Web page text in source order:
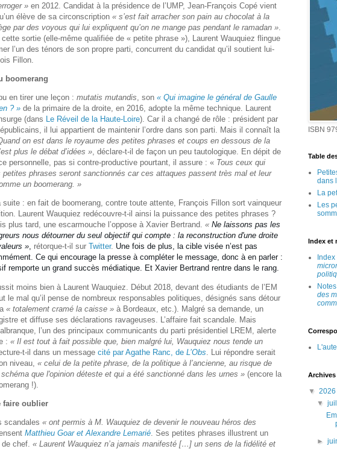
» en 2012. Candidat à la présidence de l’UMP, Jean-François Copé vient
élève de sa circonscription « s’est fait arracher son pain au chocolat à la
par des voyous qui lui expliquent qu’on ne mange pas pendant le ramadan »
sortie (elle-même qualifiée de « petite phrase »), Laurent Wauquiez flingue
l’un des ténors de son propre parti, concurrent du candidat qu’il soutient lui-
Fillon.
boomerang
en tirer une leçon : mutatis mutandis, son « Qui imagine le général de Gaulle
? » de la primaire de la droite, en 2016, adopte la même technique. Laurent
(dans Le Réveil de la Haute-Loire). Car il a changé de rôle : président par
il lui appartient de maintenir l’ordre dans son parti. Mais il connaît la
on est dans le royaume des petites phrases et coups en dessous de la
plus le débat d’idées », déclare-t-il de façon un peu tautologique. En dépit de
personnelle, pas si contre-productive pourtant, il assure : « Tous ceux qui
petites phrases seront sanctionnés car ces attaques passent très mal et leur
un boomerang. »
suite : en fait de boomerang, contre toute attente, François Fillon sort vainqueur
Laurent Wauquiez redécouvre-t-il ainsi la puissance des petites phrases ?
plus tard, une escarmouche l’oppose à Xavier Bertrand. « Ne laissons pas les
nous détourner du seul objectif qui compte : la reconstruction d'une droite
», rétorque-t-il sur Twitter. Une fois de plus, la cible visée n’est pas
Ce qui encourage la presse à compléter le message, donc à en parler :
remporte un grand succès médiatique. Et Xavier Bertrand rentre dans le rang.
moins bien à Laurent Wauquiez. Début 2018, devant des étudiants de l’EM
le mal qu’il pense de nombreux responsables politiques, désignés sans détour
« totalement cramé la caisse » à Bordeaux, etc.). Malgré sa demande, un
et diffuse ses déclarations ravageuses. L’affaire fait scandale. Mais
l’un des principaux communicants du parti présidentiel LREM, alerte
: « Il est tout à fait possible que, bien malgré lui, Wauquiez nous tende un
t-il dans un message cité par Agathe Ranc, de L’Obs . Lui répondre serait
niveau, « celui de la petite phrase, de la politique à l’ancienne, au risque de
schéma que l'opinion déteste et qui a été sanctionné dans les urnes » (encore la
!).
faire oublier
scandales « ont permis à M. Wauquiez de devenir le nouveau héros des
Matthieu Goar et Alexandre Lemarié . Ses petites phrases illustrent un
chef. « Laurent Wauquiez n’a jamais manifesté […] un sens de la fidélité et
ISBN
Table
dans
La
Les
Index et
Index
des
▼ 2026
▼
►